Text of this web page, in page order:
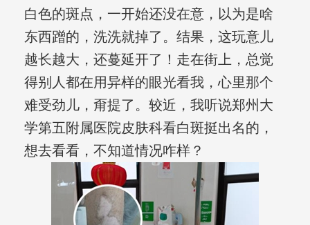
白色的斑点，一开始还没在意，以为是啥
东西蹭的，洗洗就掉了。结果，这玩意儿
越长越大，还蔓延开了！走在街上，总觉
得别人都在用异样的眼光看我，心里那个
难受劲儿，甭提了。较近，我听说郑州大
学第五附属医院皮肤科看白斑挺出名的，
想去看看，不知道情况咋样？